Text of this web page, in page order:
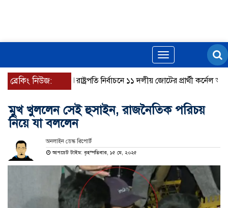
Toggle
navigation
ব্রেকিং নিউজ: রাষ্ট্রপতি নির্বাচনে ১১ দলীয় জোটের প্রার্থী কর্নেল অলি
মুখ খুললেন সেই হুসাইন, রাজনৈতিক পরিচয়
নিয়ে যা বললেন
অনলাইন ডেস্ক রিপোর্ট
আপডেট টাইম: বৃহস্পতিবার, ১৫ মে, ২০২৫